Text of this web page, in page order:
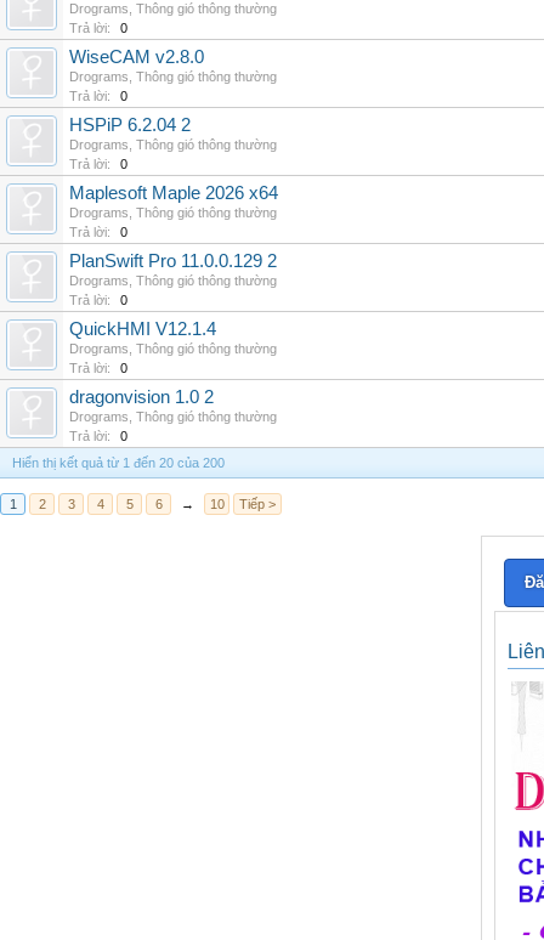
Drograms Thông gió thông thường
Trả lời:
0
WiseCAM v2.8.0
Drograms Thông gió thông thường
Trả lời:
0
HSPiP 6.2.04 2
Drograms Thông gió thông thường
Trả lời:
0
Maplesoft Maple 2026 x64
Drograms Thông gió thông thường
Trả lời:
0
PlanSwift Pro 11.0.0.129 2
Drograms Thông gió thông thường
Trả lời:
0
QuickHMI V12.1.4
Drograms Thông gió thông thường
Trả lời:
0
dragonvision 1.0 2
Drograms Thông gió thông thường
Trả lời:
0
Hiển thị kết quả từ 1 đến 20 của 200
1 2 3 4 5 6 → 10 Tiếp >